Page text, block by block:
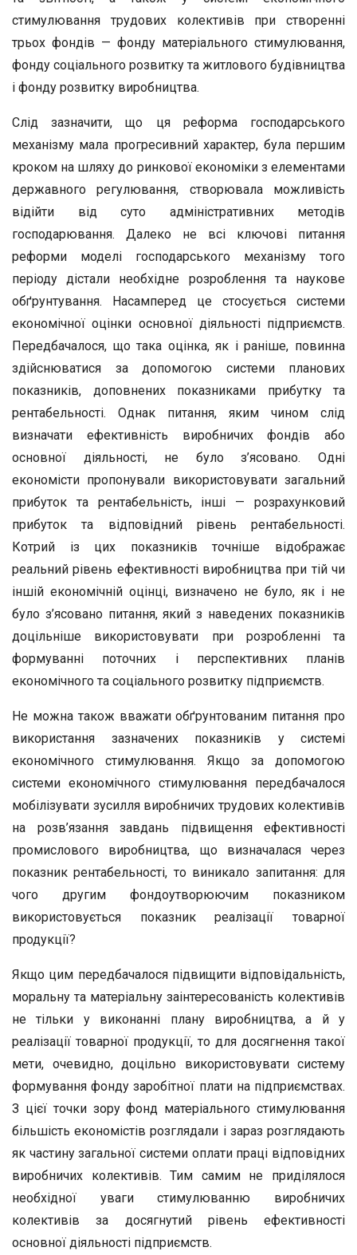
стимулювання трудових колективів при створенні
трьох фондів — фонду матеріального стимулювання,
фонду соціального розвитку та житлового будівництва
і фонду розвитку виробництва.
Слід зазначити, що ця реформа господарського
механізму мала прогресивний характер, була першим
кроком на шляху до ринкової економіки з елементами
державного регулювання, створювала можливість
відійти від суто адміністративних методів
господарювання. Далеко не всі ключові питання
реформи моделі господарського механізму того
періоду дістали необхідне розроблення та наукове
обґрунтування. Насамперед це стосується системи
економічної оцінки основної діяльності підприємств.
Передбачалося, що така оцінка, як і раніше, повинна
здійснюватися за допомогою системи планових
показників, доповнених показниками прибутку та
рентабельності. Однак питання, яким чином слід
визначати ефективність виробничих фондів або
основної діяльності, не було з’ясовано. Одні
економісти пропонували використовувати загальний
прибуток та рентабельність, інші — розрахунковий
прибуток та відповідний рівень рентабельності.
Котрий із цих показників точніше відображає
реальний рівень ефективності виробництва при тій чи
іншій економічній оцінці, визначено не було, як і не
було з’ясовано питання, який з наведених показників
доцільніше використовувати при розробленні та
формуванні поточних і перспективних планів
економічного та соціального розвитку підприємств.
Не можна також вважати обґрунтованим питання про
використання зазначених показників у системі
економічного стимулювання. Якщо за допомогою
системи економічного стимулювання передбачалося
мобілізувати зусилля виробничих трудових колективів
на розв’язання завдань підвищення ефективності
промислового виробництва, що визначалася через
показник рентабельності, то виникало запитання: для
чого другим фондоутворюючим показником
використовується показник реалізації товарної
продукції?
Якщо цим передбачалося підвищити відповідальність,
моральну та матеріальну заінтересованість колективів
не тільки у виконанні плану виробництва, а й у
реалізації товарної продукції, то для досягнення такої
мети, очевидно, доцільно використовувати систему
формування фонду заробітної плати на підприємствах.
З цієї точки зору фонд матеріального стимулювання
більшість економістів розглядали і зараз розглядають
як частину загальної системи оплати праці відповідних
виробничих колективів. Тим самим не приділялося
необхідної уваги стимулюванню виробничих
колективів за досягнутий рівень ефективності
основної діяльності підприємств.